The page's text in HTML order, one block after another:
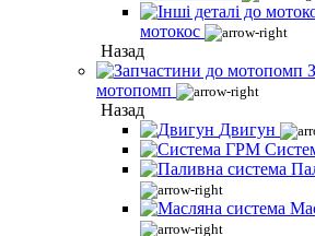
мотокос
Назад
мотопомп
Назад
Двигун